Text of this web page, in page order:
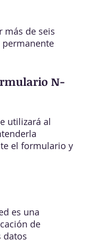
más de seis
permanente
N-
utilizará al
el formulario y
es una
de
datos